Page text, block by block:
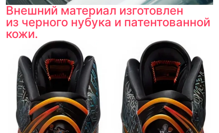
Внешний материал изготовлен
из черного нубука и патентованной
кожи.